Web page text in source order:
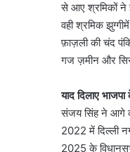
से आए श्रमिकों ने
वही श्रमिक
फ़ाज़ली की चंद
गज ज़मीन और
याद दिलाए भाजपा
संजय सिंह ने आगे
2022 में दिल्ली
2025 के